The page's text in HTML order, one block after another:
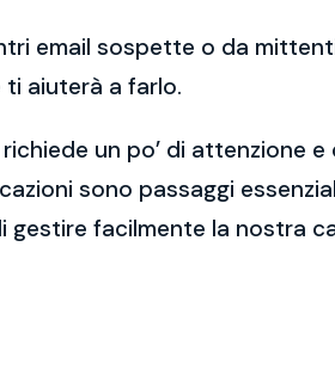
email sospette o da
aiuterà a farlo.
un po’ di attenzione e
sono passaggi
facilmente la nostra